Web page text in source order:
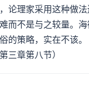
身体。一个180斤的
论理家采用这种做
而不是与之较量。海
的策略，实在不该
三章第八节）